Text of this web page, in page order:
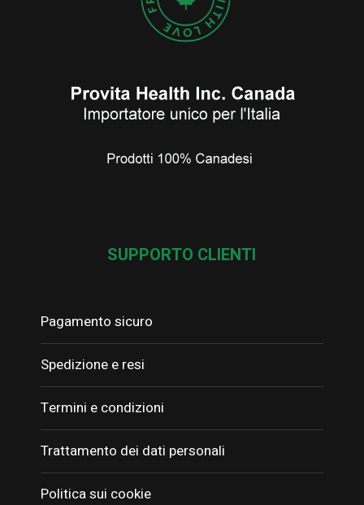
SUPPORTO CLIENTI
Pagamento sicuro
Spedizione e resi
Termini e condizioni
Trattamento dei dati personali
Politica sui cookie